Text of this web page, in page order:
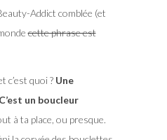
Addict comblée (et
cette phrase est
c’est quoi ? Une
un boucleur
à ta place, ou presque.